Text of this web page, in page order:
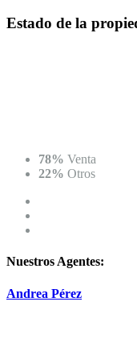
Estado de la
78% Venta
22% Otros
Nuestros Agentes:
Andrea Pérez